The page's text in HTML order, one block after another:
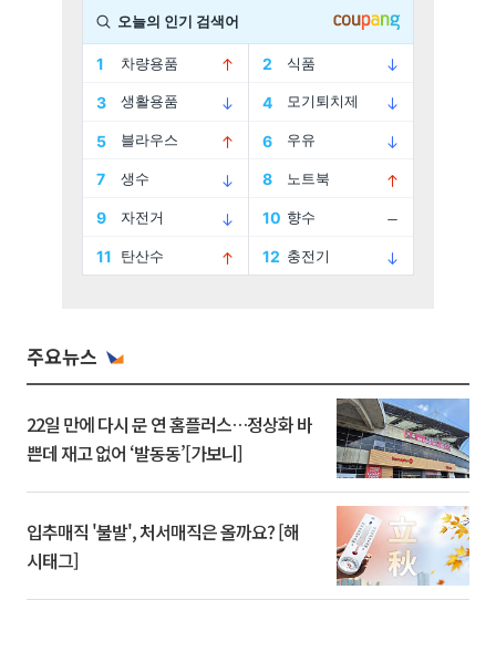
주요뉴스
22일 만에 다시 문 연 홈플러스…정상화 바
쁜데 재고 없어 ‘발동동’[가보니]
입추매직 '불발', 처서매직은 올까요? [해
시태그]